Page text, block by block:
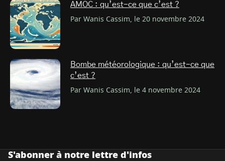
AMOC : qu’est-ce que c’est ?
Par Wanis Cassim, le 20 novembre 2024
Bombe météorologique : qu’est-ce que
c’est ?
Par Wanis Cassim, le 4 novembre 2024
S'abonner à notre lettre d'infos